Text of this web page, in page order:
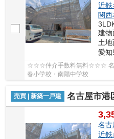
近鉄
関西
建物
土地
愛知
☆☆☆仲介手数料無料☆☆☆ 名
春小学校・南陽中学校
売買 | 新築一戸建 名古屋市港区春田野２丁
名
近鉄